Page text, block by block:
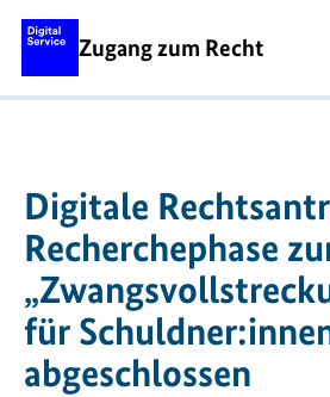
Zugang zum Recht
Digitale
Recherchephase
für
abgeschlossen